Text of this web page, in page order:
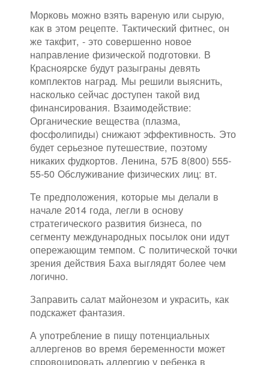
Морковь можно взять вареную или сырую,
как в этом рецепте. Тактический фитнес, он
же такфит, - это совершенно новое
направление физической подготовки. В
Красноярске будут разыграны девять
комплектов наград. Мы решили выяснить,
насколько сейчас доступен такой вид
финансирования. Взаимодействие:
Органические вещества (плазма,
фосфолипиды) снижают эффективность. Это
будет серьезное путешествие, поэтому
никаких фудкортов. Ленина, 57Б 8(800) 555-
55-50 Обслуживание физических лиц: вт.
Те предположения, которые мы делали в
начале 2014 года, легли в основу
стратегического развития бизнеса, по
сегменту международных посылок они идут
опережающим темпом. С политической точки
зрения действия Баха выглядят более чем
логично.
Заправить салат майонезом и украсить, как
подскажет фантазия.
А употребление в пищу потенциальных
аллергенов во время беременности может
спровоцировать аллергию у ребенка в